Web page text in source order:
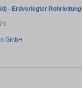
d) - Erdverlegter
GmbH